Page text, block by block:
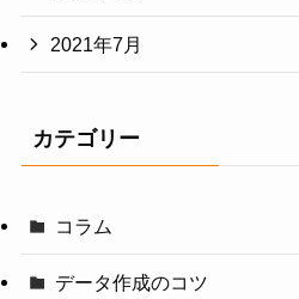
2021年7月
カテゴリー
コラム
データ作成のコツ